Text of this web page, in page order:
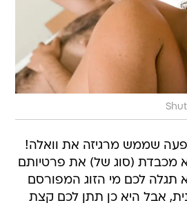
שממש מרגיזה את וואלה!
מכבדת (סוג של) את פרטיותם
תגלה לכם מי הזוג המפורסם
אבל היא כן תתן לכם קצת